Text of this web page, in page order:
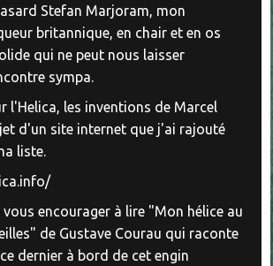
Stefan Marjoram, mon
britannique, en chair et en os
qui ne peut nous laisser
sympa.
l'Helica, les inventions de Marcel
d'un site internet que j'ai rajouté
liste.
vous encourager à lire "Mon hélice au
de Gustave Courau qui raconte
dernier à bord de cet engin